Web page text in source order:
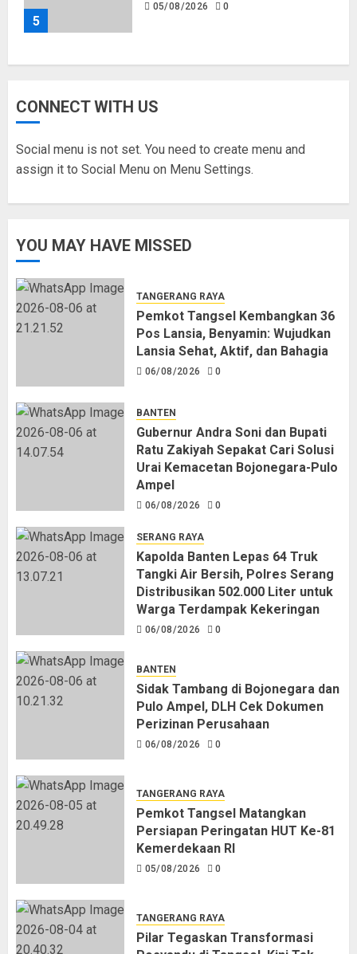
5
05/08/2026 0
CONNECT WITH US
Social menu is not set. You need to create menu and
assign it to Social Menu on Menu Settings.
YOU MAY HAVE MISSED
TANGERANG RAYA
Pemkot Tangsel Kembangkan 36
Pos Lansia, Benyamin: Wujudkan
Lansia Sehat, Aktif, dan Bahagia
06/08/2026 0
BANTEN
Gubernur Andra Soni dan Bupati
Ratu Zakiyah Sepakat Cari Solusi
Urai Kemacetan Bojonegara-Pulo
Ampel
06/08/2026 0
SERANG RAYA
Kapolda Banten Lepas 64 Truk
Tangki Air Bersih, Polres Serang
Distribusikan 502.000 Liter untuk
Warga Terdampak Kekeringan
06/08/2026 0
BANTEN
Sidak Tambang di Bojonegara dan
Pulo Ampel, DLH Cek Dokumen
Perizinan Perusahaan
06/08/2026 0
TANGERANG RAYA
Pemkot Tangsel Matangkan
Persiapan Peringatan HUT Ke-81
Kemerdekaan RI
05/08/2026 0
TANGERANG RAYA
Pilar Tegaskan Transformasi